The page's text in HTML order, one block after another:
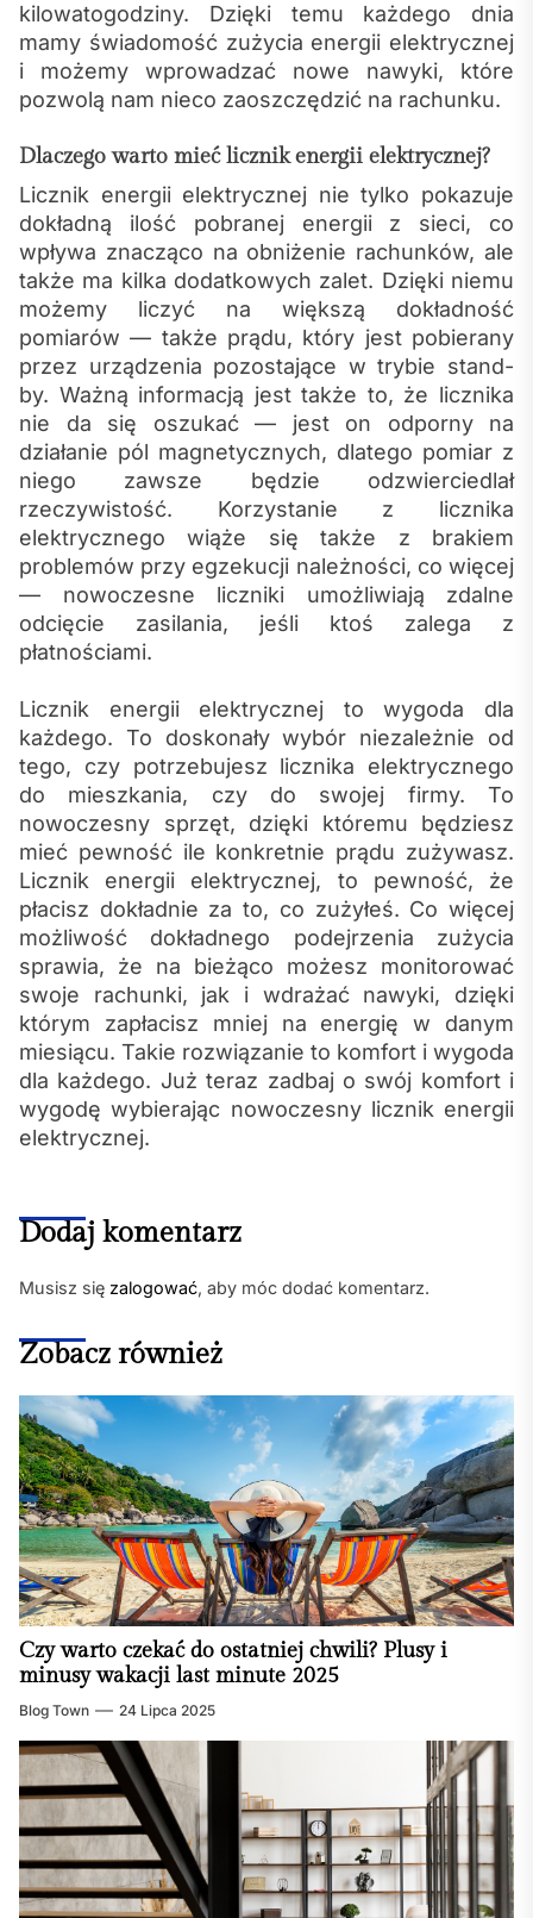
kilowatogodziny. Dzięki temu każdego dnia
mamy świadomość zużycia energii elektrycznej
i możemy wprowadzać nowe nawyki, które
pozwolą nam nieco zaoszczędzić na rachunku.
Dlaczego warto mieć licznik energii elektrycznej?
Licznik energii elektrycznej nie tylko pokazuje
dokładną ilość pobranej energii z sieci, co
wpływa znacząco na obniżenie rachunków, ale
także ma kilka dodatkowych zalet. Dzięki niemu
możemy liczyć na większą dokładność
pomiarów — także prądu, który jest pobierany
przez urządzenia pozostające w trybie stand-
by. Ważną informacją jest także to, że licznika
nie da się oszukać — jest on odporny na
działanie pól magnetycznych, dlatego pomiar z
niego zawsze będzie odzwierciedlał
rzeczywistość. Korzystanie z licznika
elektrycznego wiąże się także z brakiem
problemów przy egzekucji należności, co więcej
— nowoczesne liczniki umożliwiają zdalne
odcięcie zasilania, jeśli ktoś zalega z
płatnościami.
Licznik energii elektrycznej to wygoda dla
każdego. To doskonały wybór niezależnie od
tego, czy potrzebujesz licznika elektrycznego
do mieszkania, czy do swojej firmy. To
nowoczesny sprzęt, dzięki któremu będziesz
mieć pewność ile konkretnie prądu zużywasz.
Licznik energii elektrycznej, to pewność, że
płacisz dokładnie za to, co zużyłeś. Co więcej
możliwość dokładnego podejrzenia zużycia
sprawia, że na bieżąco możesz monitorować
swoje rachunki, jak i wdrażać nawyki, dzięki
którym zapłacisz mniej na energię w danym
miesiącu. Takie rozwiązanie to komfort i wygoda
dla każdego. Już teraz zadbaj o swój komfort i
wygodę wybierając nowoczesny licznik energii
elektrycznej.
Dodaj komentarz
Musisz się zalogować, aby móc dodać komentarz.
Zobacz również
Czy warto czekać do ostatniej chwili? Plusy i
minusy wakacji last minute 2025
Blog Town 24 Lipca 2025